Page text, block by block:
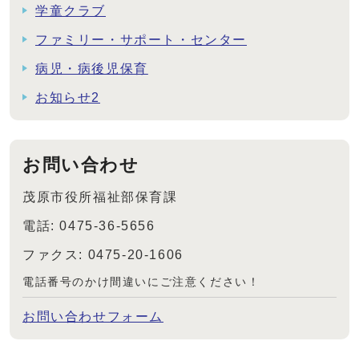
学童クラブ
ファミリー・サポート・センター
病児・病後児保育
お知らせ2
お問い合わせ
茂原市役所福祉部保育課
電話: 0475-36-5656
ファクス: 0475-20-1606
電話番号のかけ間違いにご注意ください！
お問い合わせフォーム